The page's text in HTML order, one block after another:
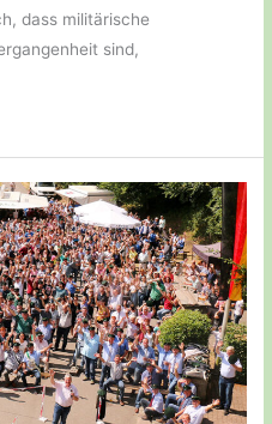
dass militärische
sind,